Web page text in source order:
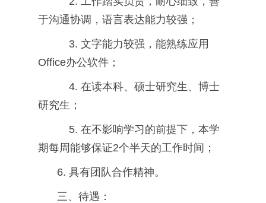
于沟通协调，语言表达能力较强；
3. 文字能力较强，能熟练应用
Office办公软件；
4. 在读本科、硕士研究生、博士
研究生；
5. 在不影响学习的前提下，本学
期每周能够保证2个半天的工作时间；
6. 具有团队合作精神。
三、待遇：